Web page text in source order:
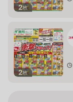
2枚
2枚